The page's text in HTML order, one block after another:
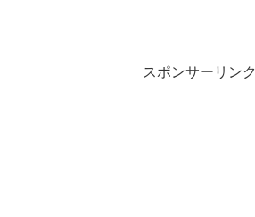
スポンサーリンク